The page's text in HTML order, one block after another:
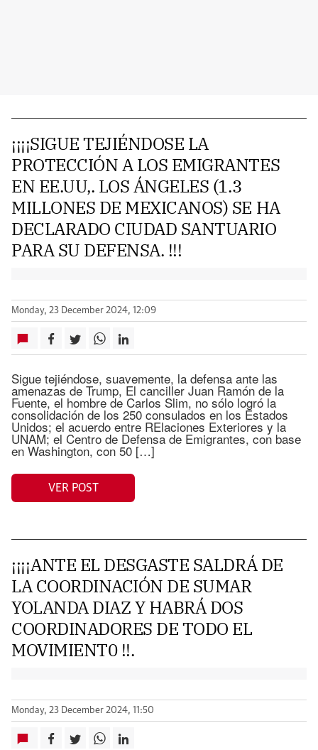
¡¡¡¡SIGUE TEJIÉNDOSE LA
PROTECCIÓN A LOS EMIGRANTES
EN EE.UU,. LOS ÁNGELES (1.3
MILLONES DE MEXICANOS) SE HA
DECLARADO CIUDAD SANTUARIO
PARA SU DEFENSA. !!!
Monday, 23 December 2024, 12:09
Sigue tejiéndose, suavemente, la defensa ante las
amenazas de Trump, El canciller Juan Ramón de la
Fuente, el hombre de Carlos Slim, no sólo logró la
consolidación de los 250 consulados en los Estados
Unidos; el acuerdo entre RElaciones Exteriores y la
UNAM; el Centro de Defensa de Emigrantes, con base
en Washington, con 50 […]
VER POST
¡¡¡¡ANTE EL DESGASTE SALDRÁ DE
LA COORDINACIÓN DE SUMAR
YOLANDA DIAZ Y HABRÁ DOS
COORDINADORES DE TODO EL
MOVIMIENT0 !!.
Monday, 23 December 2024, 11:50